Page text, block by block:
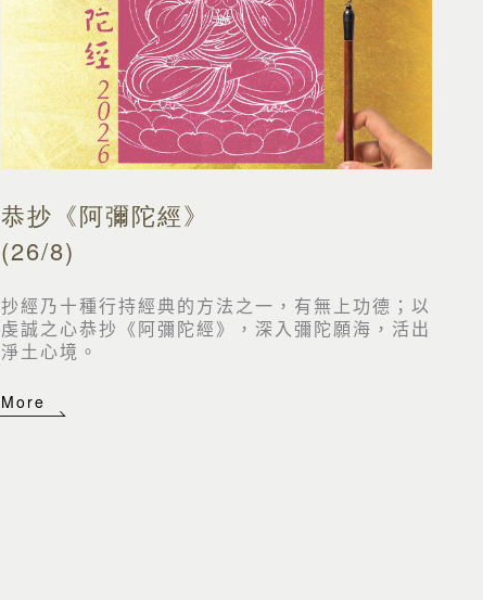
恭抄《阿彌陀經》
(26/8)
抄經乃十種行持經典的方法之一，有無上功德；以
虔誠之心恭抄《阿彌陀經》，深入彌陀願海，活出
淨土心境。
More